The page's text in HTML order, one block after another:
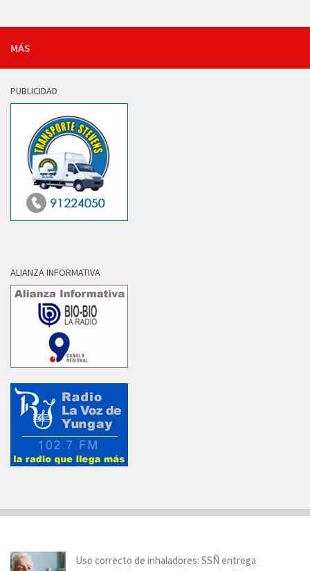
MÁS
PUBLICIDAD
ALIANZA INFORMATIVA
Uso correcto de inhaladores: SSÑ entrega